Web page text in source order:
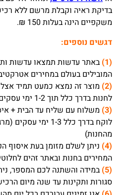
בדיקת ראיה וקבלת מרשם ללא
משקפיים הינה בעלות 150 ₪.
דגשים נוספים:
(1)
באתר עדשות תמצאו עדשות
המובילים בעולם במחירים
(2)
מוצר זה נמצא כמעט תמיד אצל
לחנות בדרך כלל תוך 1-2 ימי עסקים.
(3)
משלוח עם שליח עד הבית +
לוקח בדרך כלל 1-3
מהחנות)
(4)
ניתן לשלם מזומן בעת איסוף
המחירים בחנות ובאתר זהים
(5)
במידה והשתנה לכם המספר,
סגורות ותקינות עד שנה מיום